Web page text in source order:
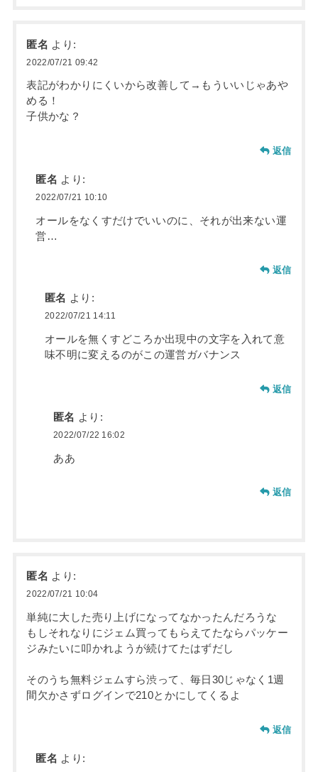
匿名 より:
2022/07/21 09:42
表記がわかりにくいから改善して→もういいじゃあや
める！
子供かな？
返信
匿名 より:
2022/07/21 10:10
オールをなくすだけでいいのに、それが出来ない運
営…
返信
匿名 より:
2022/07/21 14:11
オールを無くすどころか出現中の文字を入れて意
味不明に変えるのがこの運営ガバナンス
返信
匿名 より:
2022/07/22 16:02
ああ
返信
匿名 より:
2022/07/21 10:04
単純に大した売り上げになってなかったんだろうな
もしそれなりにジェム買ってもらえてたならパッケー
ジみたいに叩かれようが続けてたはずだし
そのうち無料ジェムすら渋って、毎日30じゃなく1週
間欠かさずログインで210とかにしてくるよ
返信
匿名 より: